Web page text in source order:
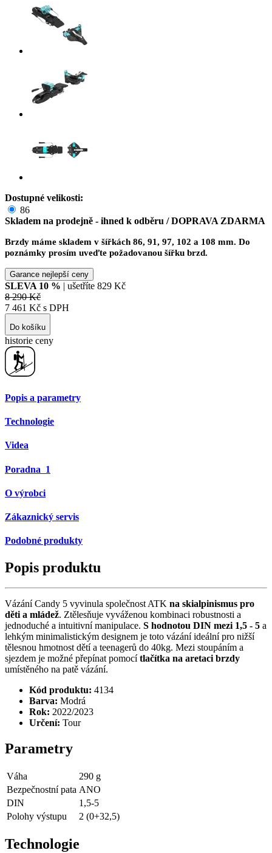
Dostupné velikosti:
86
Skladem na prodejně - ihned k odběru / DOPRAVA ZDARMA
Brzdy máme skladem v šířkách 86, 91, 97, 102 a 108 mm. Do
poznámky prosím uveďte požadovanou šířku brzd.
Garance nejlepší ceny
SLEVA 10 % | ušetříte 829 Kč
8 290 Kč
7 461 Kč s DPH
Do košíku
historie ceny
Popis a parametry
Technologie
Videa
Poradna 1
O výrobci
Zákaznický servis
Podobné produkty
Popis produktu
Vázání Candy 5 vyvinula společnost ATK na skialpinismus pro
děti a mládež. Ztělesňuje vyváženou kombinaci robustnosti a
jednoduché a intuitivní manipulace. S hodnotou DIN mezi 1,5 - 5 a
lehkým minimalistickým designem je toto vázání ideální pro nižší
tělesnou hmotnost dětí a teenagerů do 40kg. Mezi stoupáním a
sjezdem je možné přepínat pomocí tlačítka na aretaci brzdy
umístěného na patě vázání.
Kód produktu: 4134
Barva: Modrá
Rok: 2022/2023
Určení: Tour
Parametry
Váha
290 g
Bezpečnostní pata ANO
DIN
1,5-5
Polohy výstupu
2 (0+32,5)
Technologie